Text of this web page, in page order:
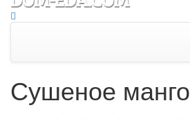
Сушеное манго